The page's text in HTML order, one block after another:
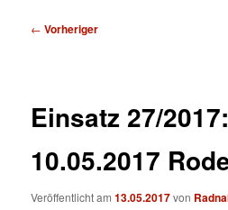
Beitragsnavigation
← Vorheriger
Einsatz 27/
10.05.2017
Veröffentlicht am13.05.2017von